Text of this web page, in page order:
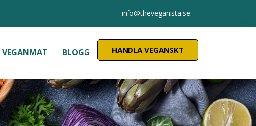
info@theveganista.se
VEGANMAT BLOGG HANDLA VEGANSKT